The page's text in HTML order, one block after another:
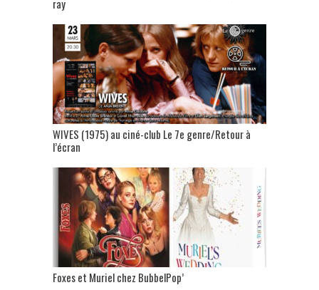
ray
WIVES (1975) au ciné-club Le 7e genre/Retour à
l’écran
Foxes et Muriel chez BubbelPop’